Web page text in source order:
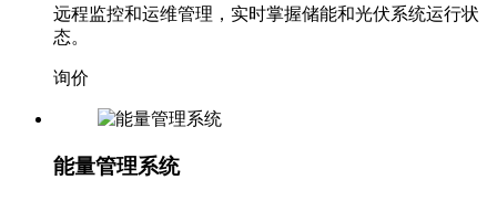
远程监控和运维管理，实时掌握储能和光伏系统运行状
态。
询价
能量管理系统